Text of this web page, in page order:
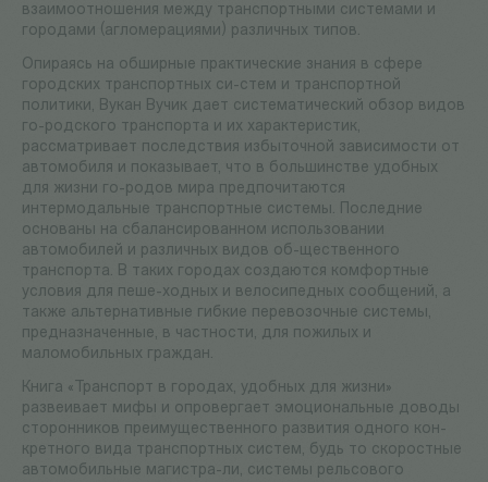
взаимоотношения между транспортными системами и
городами (агломерациями) различных типов.
Опираясь на обширные практические знания в сфере
городских транспортных си-стем и транспортной
политики, Вукан Вучик дает систематический обзор видов
го-родского транспорта и их характеристик,
рассматривает последствия избыточной зависимости от
автомобиля и показывает, что в большинстве удобных
для жизни го-родов мира предпочитаются
интермодальные транспортные системы. Последние
основаны на сбалансированном использовании
автомобилей и различных видов об-щественного
транспорта. В таких городах создаются комфортные
условия для пеше-ходных и велосипедных сообщений, а
также альтернативные гибкие перевозочные системы,
предназначенные, в частности, для пожилых и
маломобильных граждан.
Книга «Транспорт в городах, удобных для жизни»
развеивает мифы и опровергает эмоциональные доводы
сторонников преимущественного развития одного кон-
кретного вида транспортных систем, будь то скоростные
автомобильные магистра-ли, системы рельсового